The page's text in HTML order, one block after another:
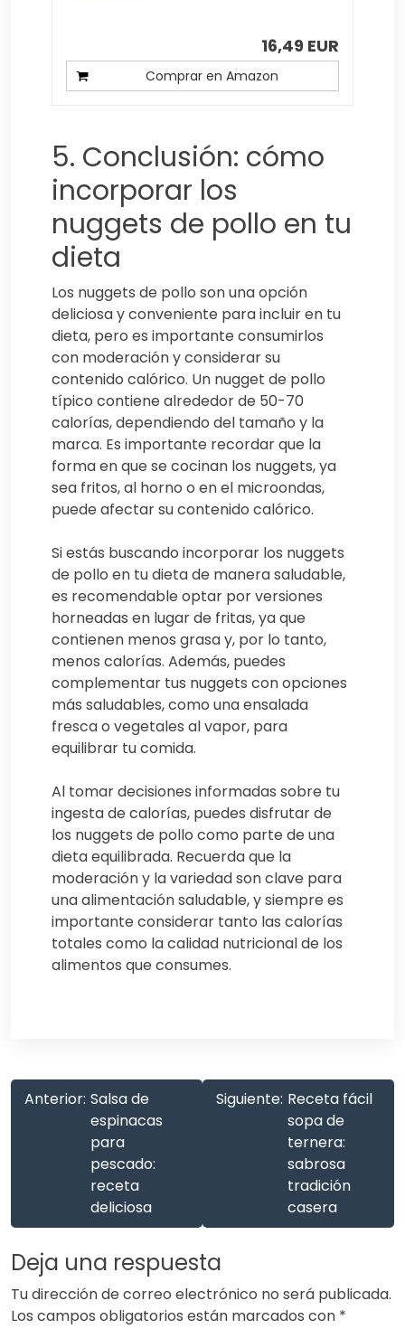
16,49 EUR
Comprar en Amazon
5. Conclusión: cómo
incorporar los
nuggets de pollo en tu
dieta
Los nuggets de pollo son una opción
deliciosa y conveniente para incluir en tu
dieta, pero es importante consumirlos
con moderación y considerar su
contenido calórico. Un nugget de pollo
típico contiene alrededor de 50-70
calorías, dependiendo del tamaño y la
marca. Es importante recordar que la
forma en que se cocinan los nuggets, ya
sea fritos, al horno o en el microondas,
puede afectar su contenido calórico.
Si estás buscando incorporar los nuggets
de pollo en tu dieta de manera saludable,
es recomendable optar por versiones
horneadas en lugar de fritas, ya que
contienen menos grasa y, por lo tanto,
menos calorías. Además, puedes
complementar tus nuggets con opciones
más saludables, como una ensalada
fresca o vegetales al vapor, para
equilibrar tu comida.
Al tomar decisiones informadas sobre tu
ingesta de calorías, puedes disfrutar de
los nuggets de pollo como parte de una
dieta equilibrada. Recuerda que la
moderación y la variedad son clave para
una alimentación saludable, y siempre es
importante considerar tanto las calorías
totales como la calidad nutricional de los
alimentos que consumes.
Anterior: Salsa de
espinacas
para
pescado:
receta
deliciosa
Siguiente: Receta fácil
sopa de
ternera:
sabrosa
tradición
casera
Deja una respuesta
Tu dirección de correo electrónico no será publicada.
Los campos obligatorios están marcados con *